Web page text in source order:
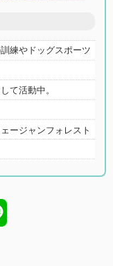
練やドッグスポーツ
て活動中。
ージャンフォレスト